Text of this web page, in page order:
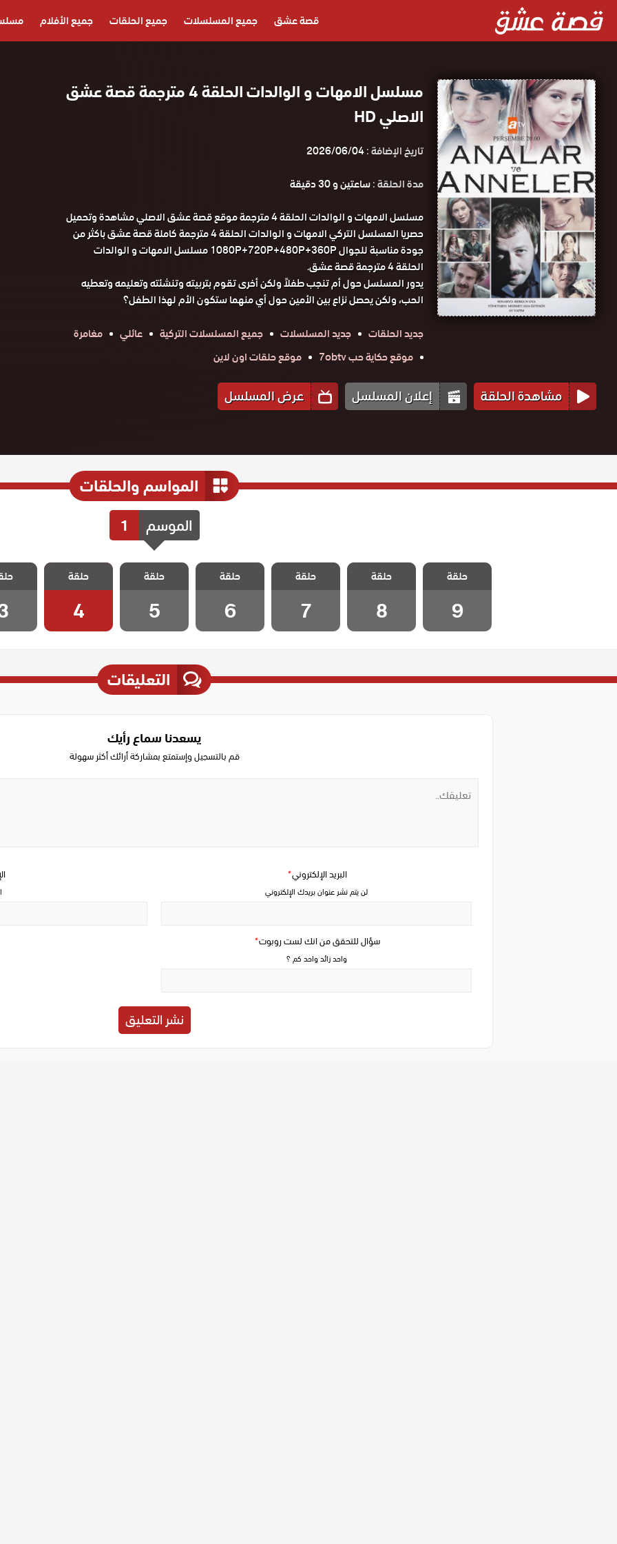
قصة عشق جميع المسلسلات جميع الحلقات جميع الأفلام
مسلسل الامهات و الوالدات الحلقة 4 مترجمة قصة عشق
الاصلي HD
تاريخ الإضافة :2026/06/04
مدة الحلقة :ساعتين و 30 دقيقة
مسلسل الامهات و الوالدات الحلقة 4 مترجمة موقع قصة عشق الاصلي مشاهدة وتحميل
حصريا المسلسل التركي الامهات و الوالدات الحلقة 4 مترجمة كاملة قصة عشق باكثر من
جودة مناسبة للجوال 1080P+720P+480P+360P مسلسل الامهات و الوالدات
الحلقة 4 مترجمة قصة عشق.
يدور المسلسل حول أم تنجب طفلاً ولكن أخرى تقوم بتربيته وتنشئته وتعليمه وتعطيه
الحب، ولكن يحصل نزاع بين الأمين حول أي منهما ستكون الأم لهذا الطفل؟
جديد الحلقات
جديد المسلسلات جميع المسلسلات التركية عائلي
مغامرة
موقع حكاية حب 7obtv
موقع حلقات اون لاين
مشاهدة الحلقة إعلان المسلسل عرض المسلسل
المواسم والحلقات
الموسم 1
و الوالدات
والاخيرة
حلقة
9
مسلسل الامهات
و الوالدات
الحلقة 8
حلقة
8
مسلسل الامهات
و الوالدات
الحلقة 7
حلقة
7
مسلسل الامهات
و الوالدات
الحلقة 6
حلقة
6
مسلسل الامهات
و الوالدات
الحلقة 5
حلقة
5
مسلسل الامهات
و الوالدات
الحلقة 4
حلقة
4
مسلسل
و
التعليقات
يسعدنا سماع رأيك
قم بالتسجيل وإستمتع بمشاركة أرائك أكثر سهولة
سؤال للتحقق من انك لست روبوت*
واحد زائد واحد كم ؟
البريد الإلكتروني*
لن يتم نشر عنوان بريدك الإلكتروني